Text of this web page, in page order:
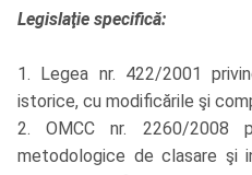
Legislaţie specifică:
1. Legea nr. 422/2001
istorice, cu modificările şi
2. OMCC nr. 2260/2008
metodologice de clasare şi